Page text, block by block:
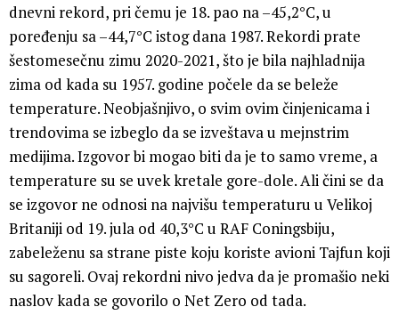
dnevni rekord, pri čemu je 18. pao na –45,2°C, u
poređenju sa –44,7°C istog dana 1987. Rekordi prate
šestomesečnu zimu 2020-2021, što je bila najhladnija
zima od kada su 1957. godine počele da se beleže
temperature. Neobjašnjivo, o svim ovim činjenicama i
trendovima se izbeglo da se izveštava u mejnstrim
medijima. Izgovor bi mogao biti da je to samo vreme, a
temperature su se uvek kretale gore-dole. Ali čini se da
se izgovor ne odnosi na najvišu temperaturu u Velikoj
Britaniji od 19. jula od 40,3°C u RAF Coningsbiju,
zabeleženu sa strane piste koju koriste avioni Tajfun koji
su sagoreli. Ovaj rekordni nivo jedva da je promašio neki
naslov kada se govorilo o Net Zero od tada.